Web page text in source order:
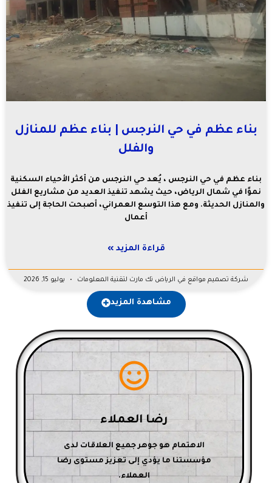
بناء عظم في حي النرجس | بناء عظم للمنازل
والفلل
بناء عظم في حي النرجس ، يُعد حي النرجس من أكثر الأحياء السكنية
نموًا في شمال الرياض، حيث يشهد تنفيذ العديد من مشاريع الفلل
والمنازل الحديثة. ومع هذا التوسع العمراني، أصبحت الحاجة إلى تنفيذ
أعمال
قراءة المزيد »
شركة تصميم مواقع في الرياض تك مارت لتقنية المعلومات يوليو 15, 2026
مشاهدة المزيد
رضا العملاء
الاهتمام هو جوهر جميع العلاقات لدى
مؤسستنا ما يؤدي إلى تعزيز مستوى رضا
العملاء.
رضا العملاء
الاهتمام هو جوهر جميع العلاقات لدى
العملاء.
اتصل بنا